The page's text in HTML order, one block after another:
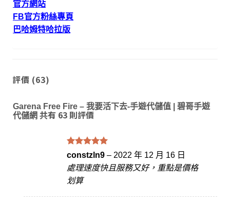
官方網站
FB官方粉絲專頁
巴哈姆特哈拉版
評價 (63)
Garena Free Fire – 我要活下去-手遊代儲值 | 碧哥手遊
代儲網 共有 63 則評價
評分5滿
分 5
constzln9 – 2022 年 12 月 16 日
處理速度快且服務又好，重點是價格
划算